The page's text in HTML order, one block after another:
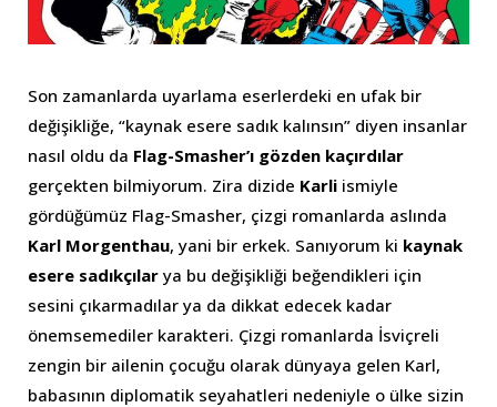
Son zamanlarda uyarlama eserlerdeki en ufak bir
değişikliğe, “kaynak esere sadık kalınsın” diyen insanlar
nasıl oldu da Flag-Smasher’ı gözden kaçırdılar
gerçekten bilmiyorum. Zira dizide Karli ismiyle
gördüğümüz Flag-Smasher, çizgi romanlarda aslında
Karl Morgenthau, yani bir erkek. Sanıyorum ki kaynak
esere sadıkçılar ya bu değişikliği beğendikleri için
sesini çıkarmadılar ya da dikkat edecek kadar
önemsemediler karakteri. Çizgi romanlarda İsviçreli
zengin bir ailenin çocuğu olarak dünyaya gelen Karl,
babasının diplomatik seyahatleri nedeniyle o ülke sizin